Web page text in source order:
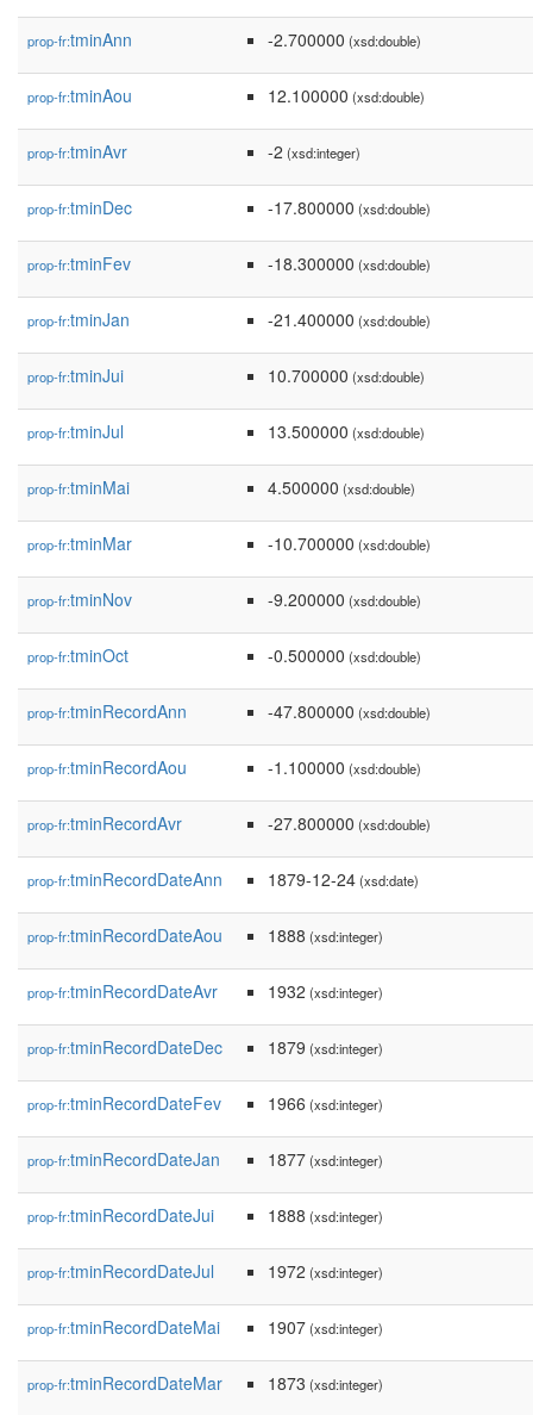
prop-fr:tminAnn -2.700000 (xsd:double)
prop-fr:tminAou 12.100000 (xsd:double)
prop-fr:tminAvr -2 (xsd:integer)
prop-fr:tminDec -17.800000 (xsd:double)
prop-fr:tminFev -18.300000 (xsd:double)
prop-fr:tminJan -21.400000 (xsd:double)
prop-fr:tminJui 10.700000 (xsd:double)
prop-fr:tminJul 13.500000 (xsd:double)
prop-fr:tminMai 4.500000 (xsd:double)
prop-fr:tminMar -10.700000 (xsd:double)
prop-fr:tminNov -9.200000 (xsd:double)
prop-fr:tminOct -0.500000 (xsd:double)
prop-fr:tminRecordAnn -47.800000 (xsd:double)
prop-fr:tminRecordAou -1.100000 (xsd:double)
prop-fr:tminRecordAvr -27.800000 (xsd:double)
prop-fr:tminRecordDateAnn 1879-12-24(xsd:date)
prop-fr:tminRecordDateAou 1888 (xsd:integer)
prop-fr:tminRecordDateAvr 1932 (xsd:integer)
prop-fr:tminRecordDateDec 1879 (xsd:integer)
prop-fr:tminRecordDateFev 1966 (xsd:integer)
prop-fr:tminRecordDateJan 1877(xsd:integer)
prop-fr:tminRecordDateJui 1888 (xsd:integer)
prop-fr:tminRecordDateJul 1972 (xsd:integer)
prop-fr:tminRecordDateMai 1907(xsd:integer)
prop-fr:tminRecordDateMar 1873 (xsd:integer)